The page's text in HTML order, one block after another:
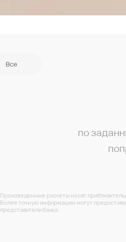
Все
по
Произведенные расчеты носят
Более точную информацию могут
представители банка.